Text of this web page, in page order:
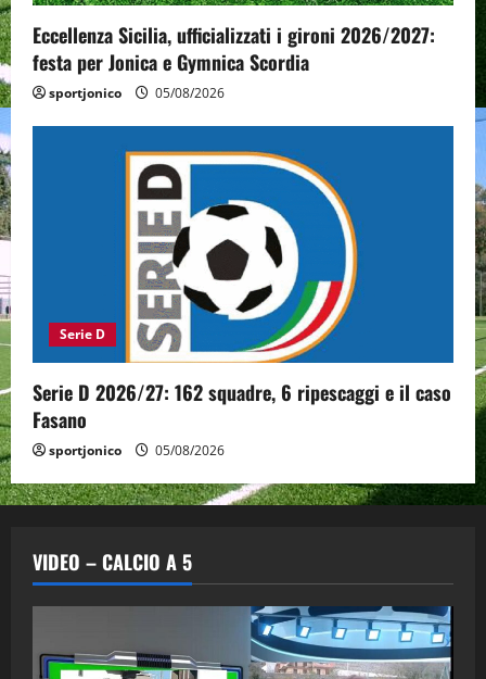
Eccellenza Sicilia, ufficializzati i gironi 2026/2027:
festa per Jonica e Gymnica Scordia
sportjonico 05/08/2026
Serie D
Serie D 2026/27: 162 squadre, 6 ripescaggi e il caso
Fasano
sportjonico 05/08/2026
VIDEO – CALCIO A 5